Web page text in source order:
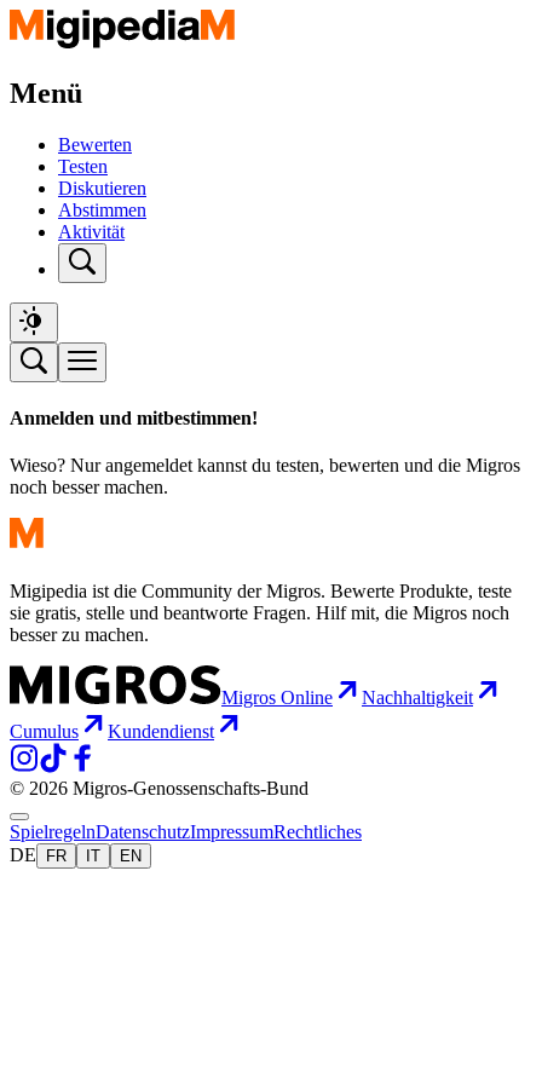
Menü
Bewerten
Testen
Diskutieren
Abstimmen
Aktivität
Anmelden und mitbestimmen!
Wieso? Nur angemeldet kannst du testen, bewerten und die Migros
noch besser machen.
Migipedia ist die Community der Migros. Bewerte Produkte, teste
sie gratis, stelle und beantworte Fragen. Hilf mit, die Migros noch
besser zu machen.
Migros Online
Nachhaltigkeit
Cumulus
Kundendienst
© 2026 Migros-Genossenschafts-Bund
SpielregelnDatenschutzImpressumRechtliches
DE
FR IT EN